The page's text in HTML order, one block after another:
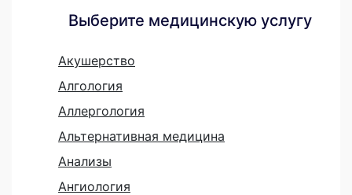
Выберите медицинскую услугу
Акушерство
Алгология
Аллергология
Альтернативная медицина
Анализы
Ангиология